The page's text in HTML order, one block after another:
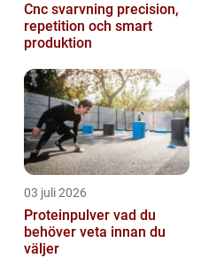
Cnc svarvning precision,
repetition och smart
produktion
03 juli 2026
Proteinpulver vad du
behöver veta innan du
väljer